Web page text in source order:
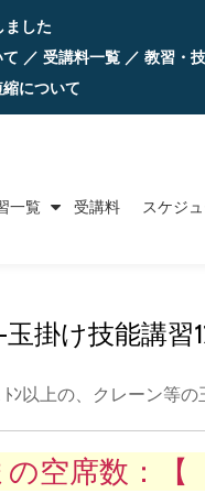
ました
／ 受講料一覧 ／ 教習・
について
一覧 受講料 スケジ
掛け技能講習
ﾝ以上の、クレーン等の
の空席数：